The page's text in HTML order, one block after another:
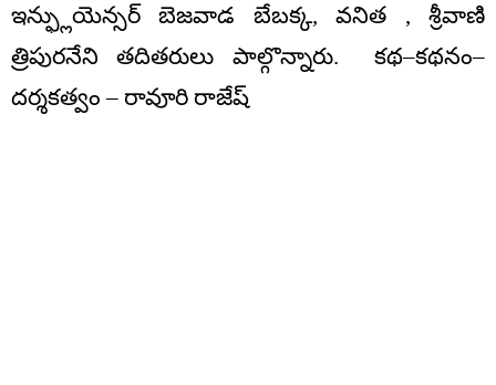
ఇన్ఫ్లుయెన్సర్ బెజవాడ బేబక్క, వనిత , శ్రీవాణి
త్రిపురనేని తదితరులు పాల్గొన్నారు. కథ–కథనం–
దర్శకత్వం – రావూరి రాజేష్